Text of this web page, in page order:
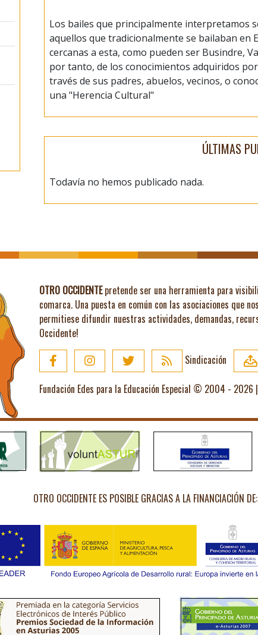
Los bailes que principalmente interpretamos
aquellos que tradicionalmente se bailaban en
cercanas a esta, como pueden ser Busindre,
por tanto, de los conocimientos adquiridos
través de sus padres, abuelos, vecinos, o
una "Herencia Cultural"
ÚLTIMAS
Todavía no hemos publicado nada.
OTRO OCCIDENTEpretende ser una herramienta para
comarca. Una puesta en común con las asociaciones que
permitiese difundir nuestras actividades, demandas,
Occidente!
Sindicación
Fundación Edes para la Educación Especial © 2004 - 2026 |
OTRO OCCIDENTE ES POSIBLE GRACIAS A LA FINANCIACIÓN DE: